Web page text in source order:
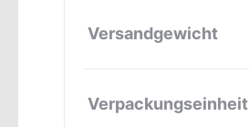
Versandgewicht
Verpackungseinheit